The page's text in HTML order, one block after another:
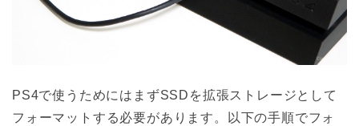
PS4で使うためにはまずSSDを拡張ストレージとして
フォーマットする必要があります。以下の手順でフォ